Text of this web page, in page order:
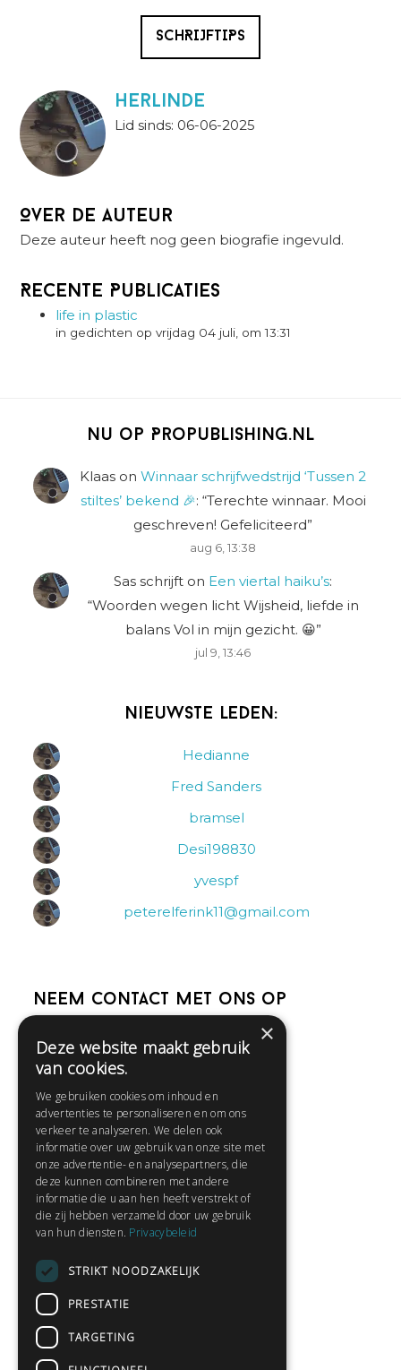
SCHRIJFTIPS
Herlinde
Lid sinds: 06-06-2025
Over de auteur
Deze auteur heeft nog geen biografie ingevuld.
Recente Publicaties
life in plastic
in gedichten op vrijdag 04 juli, om 13:31
Nu op Propublishing.nl
Klaas on Winnaar schrijfwedstrijd ‘Tussen 2
stiltes’ bekend 🎉: “Terechte winnaar. Mooi
geschreven! Gefeliciteerd”
aug 6, 13:38
Sas schrijft on Een viertal haiku’s:
“Woorden wegen licht Wijsheid, liefde in
balans Vol in mijn gezicht. 😀”
jul 9, 13:46
Nieuwste leden:
Hedianne
Fred Sanders
bramsel
Desi198830
yvespf
peterelferink11@gmail.com
Neem contact met ons op
Help
Contact
Huisregels
Snel naar:
Gratis aanmelden
Privacybeleid
×
Deze website maakt gebruik
van cookies.
We gebruiken cookies om inhoud en
advertenties te personaliseren en om ons
verkeer te analyseren. We delen ook
informatie over uw gebruik van onze site met
onze advertentie- en analysepartners, die
deze kunnen combineren met andere
informatie die u aan hen heeft verstrekt of
die zij hebben verzameld door uw gebruik
van hun diensten. Privacybeleid
STRIKT NOODZAKELIJK
PRESTATIE
TARGETING